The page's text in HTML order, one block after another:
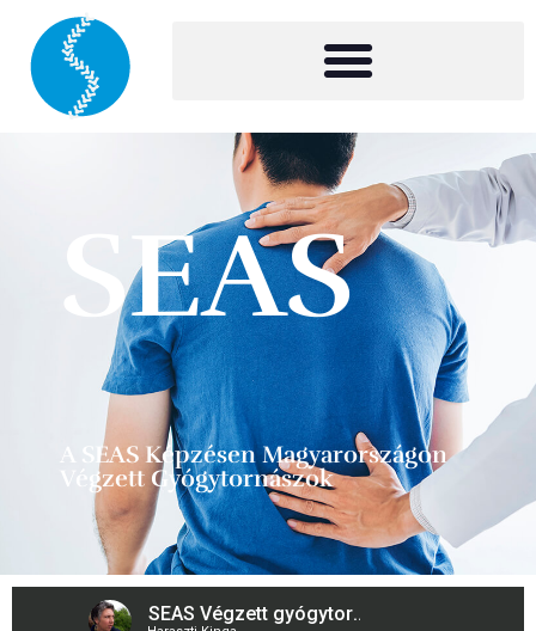
SEAS
A SEAS Képzésen Magyarországon
Végzett Gyógytornászok